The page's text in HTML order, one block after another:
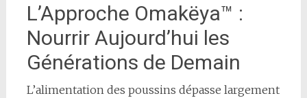
L’Approche Omakëya™ :
Nourrir Aujourd’hui les
Générations de Demain
L’alimentation des poussins dépasse largement